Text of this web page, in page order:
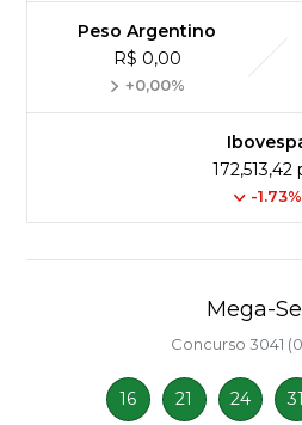
Peso Argentino
R$ 0,00
+0,00%
172,513,42
-1.73%
Mega-
Concurso 3041
16 21 24 31